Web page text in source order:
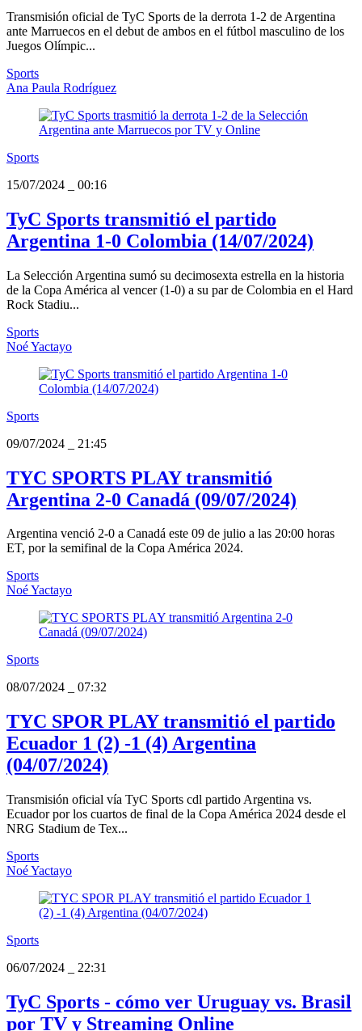
Transmisión oficial de TyC Sports de la derrota 1-2 de Argentina
ante Marruecos en el debut de ambos en el fútbol masculino de los
Juegos Olímpic...
Sports
Ana Paula Rodríguez
Sports
15/07/2024
00:16
TyC Sports transmitió el partido
Argentina 1-0 Colombia (14/07/2024)
La Selección Argentina sumó su decimosexta estrella en la historia
de la Copa América al vencer (1-0) a su par de Colombia en el Hard
Rock Stadiu...
Sports
Noé Yactayo
Sports
09/07/2024
21:45
TYC SPORTS PLAY transmitió
Argentina 2-0 Canadá (09/07/2024)
Argentina venció 2-0 a Canadá este 09 de julio a las 20:00 horas
ET, por la semifinal de la Copa América 2024.
Sports
Noé Yactayo
Sports
08/07/2024
07:32
TYC SPOR PLAY transmitió el partido
Ecuador 1 (2) -1 (4) Argentina
(04/07/2024)
Transmisión oficial vía TyC Sports cdl partido Argentina vs.
Ecuador por los cuartos de final de la Copa América 2024 desde el
NRG Stadium de Tex...
Sports
Noé Yactayo
Sports
06/07/2024
22:31
TyC Sports - cómo ver Uruguay vs. Brasil
por TV y Streaming Online